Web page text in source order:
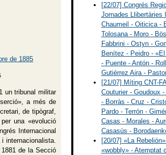
un tribunal militar
a més de
de tipògraf,
una «evolució
Internacional
internacionalista.
de la Secció
[22/07] Congrés
Jornades Llibertàries
Chaumeil - Oiticica -
Tolosana - Moro -
Fabbrini - Ostyn -
Benítez - Peidro -
- Puente - Antón -
Gutiérrez Aira -
[21/07] Míting CNT-
Couturier - Goudoux
- Borràs - Cruz -
Pardo - Terrón -
Casas - Morales -
Casasús -
[20/07] «La
«wobbly» - Atemptat